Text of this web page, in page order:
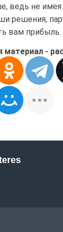
ведь не
решения,
вам
материал -